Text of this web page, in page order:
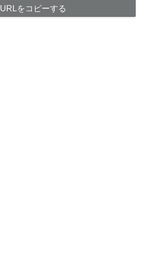
URLをコピーする